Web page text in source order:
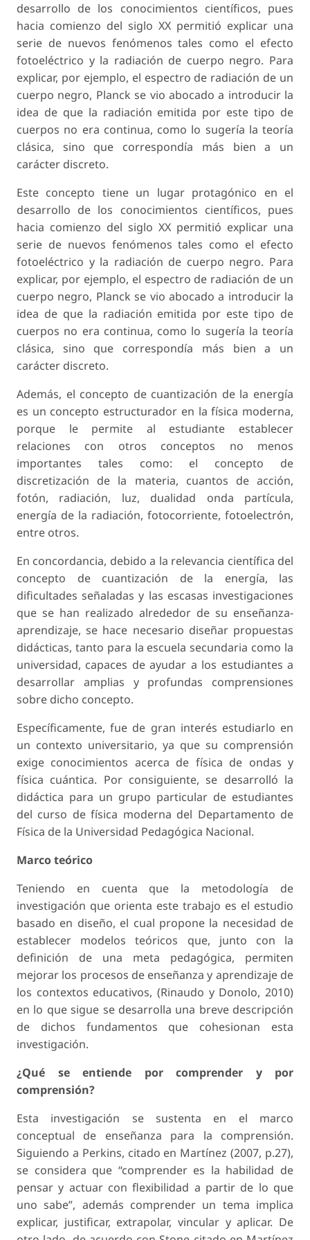
desarrollo de los conocimientos científicos, pues
hacia comienzo del siglo XX permitió explicar una
serie de nuevos fenómenos tales como el efecto
fotoeléctrico y la radiación de cuerpo negro. Para
explicar, por ejemplo, el espectro de radiación de un
cuerpo negro, Planck se vio abocado a introducir la
idea de que la radiación emitida por este tipo de
cuerpos no era continua, como lo sugería la teoría
clásica, sino que correspondía más bien a un
carácter discreto.
Este concepto tiene un lugar protagónico en el
desarrollo de los conocimientos científicos, pues
hacia comienzo del siglo XX permitió explicar una
serie de nuevos fenómenos tales como el efecto
fotoeléctrico y la radiación de cuerpo negro. Para
explicar, por ejemplo, el espectro de radiación de un
cuerpo negro, Planck se vio abocado a introducir la
idea de que la radiación emitida por este tipo de
cuerpos no era continua, como lo sugería la teoría
clásica, sino que correspondía más bien a un
carácter discreto.
Además, el concepto de cuantización de la energía
es un concepto estructurador en la física moderna,
porque le permite al estudiante establecer
relaciones con otros conceptos no menos
importantes tales como: el concepto de
discretización de la materia, cuantos de acción,
fotón, radiación, luz, dualidad onda partícula,
energía de la radiación, fotocorriente, fotoelectrón,
entre otros.
En concordancia, debido a la relevancia científica del
concepto de cuantización de la energía, las
dificultades señaladas y las escasas investigaciones
que se han realizado alrededor de su enseñanza-
aprendizaje, se hace necesario diseñar propuestas
didácticas, tanto para la escuela secundaria como la
universidad, capaces de ayudar a los estudiantes a
desarrollar amplias y profundas comprensiones
sobre dicho concepto.
Específicamente, fue de gran interés estudiarlo en
un contexto universitario, ya que su comprensión
exige conocimientos acerca de física de ondas y
física cuántica. Por consiguiente, se desarrolló la
didáctica para un grupo particular de estudiantes
del curso de física moderna del Departamento de
Física de la Universidad Pedagógica Nacional.
Marco teórico
Teniendo en cuenta que la metodología de
investigación que orienta este trabajo es el estudio
basado en diseño, el cual propone la necesidad de
establecer modelos teóricos que, junto con la
definición de una meta pedagógica, permiten
mejorar los procesos de enseñanza y aprendizaje de
los contextos educativos, (Rinaudo y Donolo, 2010)
en lo que sigue se desarrolla una breve descripción
de dichos fundamentos que cohesionan esta
investigación.
¿Qué se entiende por comprender y por
comprensión?
Esta investigación se sustenta en el marco
conceptual de enseñanza para la comprensión.
Siguiendo a Perkins, citado en Martínez (2007, p.27),
se considera que “comprender es la habilidad de
pensar y actuar con flexibilidad a partir de lo que
uno sabe”, además comprender un tema implica
explicar, justificar, extrapolar, vincular y aplicar. De